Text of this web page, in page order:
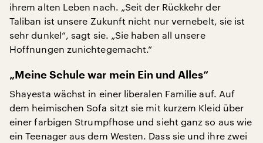
ihrem alten Leben nach. „Seit der Rückkehr der
Taliban ist unsere Zukunft nicht nur vernebelt, sie ist
sehr dunkel“, sagt sie. „Sie haben all unsere
Hoffnungen zunichtegemacht.“
„Meine Schule war mein Ein und Alles“
Shayesta wächst in einer liberalen Familie auf. Auf
dem heimischen Sofa sitzt sie mit kurzem Kleid über
einer farbigen Strumpfhose und sieht ganz so aus wie
ein Teenager aus dem Westen. Dass sie und ihre zwei